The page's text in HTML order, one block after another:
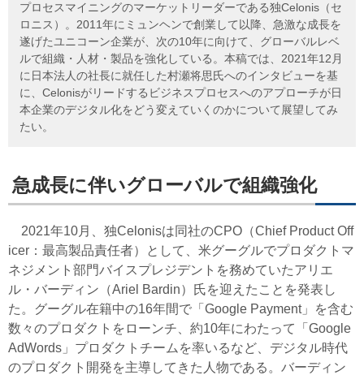
プロセスマイニングのマーケットリーダーである独Celonis（セ
ロニス）。2011年にミュンヘンで創業して以降、急激な成長を
遂げたユニコーン企業が、次の10年に向けて、グローバルレベ
ルで組織・人材・製品を強化している。本稿では、2021年12月
に日本法人の社長に就任した村瀬将思氏へのインタビューを基
に、Celonisがリードするビジネスプロセスへのアプローチが日
本企業のデジタル化をどう変えていくのかについて展望してみ
たい。
急成長に伴いグローバルで組織強化
2021年10月、独Celonisは同社のCPO（Chief Product Off
icer：最高製品責任者）として、米グーグルでプロダクトマ
ネジメント部門バイスプレジデントを務めていたアリエ
ル・バーディン（Ariel Bardin）氏を迎えたことを発表し
た。グーグル在籍中の16年間で「Google Payment」を含む
数々のプロダクトをローンチ、約10年にわたって「Google
AdWords」プロダクトチームを率いるなど、デジタル時代
のプロダクト開発を主導してきた人物である。バーディン